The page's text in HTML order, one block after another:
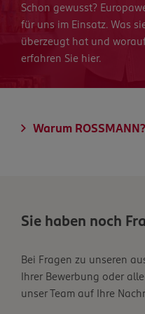
Schon gewusst?
für uns im Einsatz. Was
überzeugt hat und
erfahren Sie hier.
Warum ROSSMANN?
Sie haben noch
Bei Fragen zu unseren
Ihrer Bewerbung oder
unser Team auf Ihre